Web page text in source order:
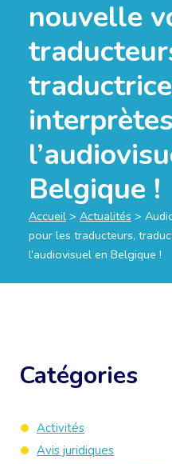
nouvelle
Belgique !
Accueil > Actualités >
pour les traducteurs,
l’audiovisuel en Belgique !
Catégories
Activités
Avis juridiques